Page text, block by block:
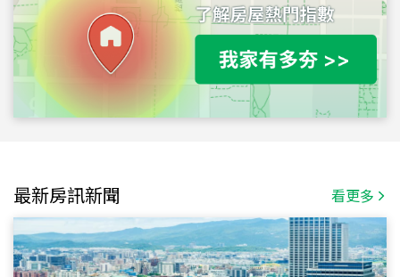
最新房訊新聞 看更多